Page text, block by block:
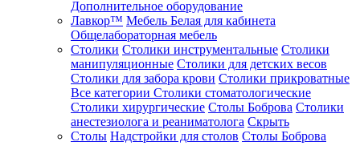
Дополнительное оборудование
Лавкор™ Мебель Белая для кабинета
Общелабораторная мебель
Столики Столики инструментальные Столики
манипуляционные Столики для детских весов
Столики для забора крови Столики прикроватные
Все категории Столики стоматологические
Столики хирургические Столы Боброва Столики
анестезиолога и реаниматолога Скрыть
Столы Надстройки для столов Столы Боброва